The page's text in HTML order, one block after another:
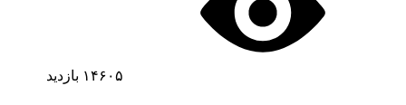
۱۴۶۰۵ بازدید